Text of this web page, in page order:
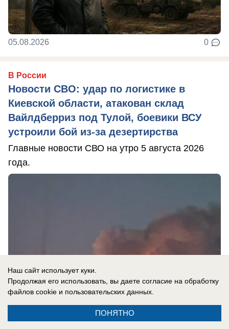
05.08.2026 0
В России
Новости СВО: удар по логистике в
Киевской области, атакован склад
Вайлдберриз под Тулой, боевики ВСУ
устроили бой из-за дезертирства
Главные новости СВО на утро 5 августа 2026
года.
Наш сайт использует куки.
Продолжая его использовать, вы даете согласие на обработку
файлов cookie и пользовательских данных.
ПОНЯТНО